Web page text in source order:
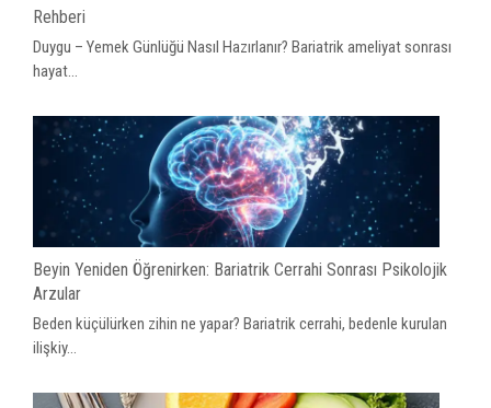
Rehberi
Duygu – Yemek Günlüğü Nasıl Hazırlanır? Bariatrik ameliyat sonrası
hayat...
Beyin Yeniden Öğrenirken: Bariatrik Cerrahi Sonrası Psikolojik
Arzular
Beden küçülürken zihin ne yapar? Bariatrik cerrahi, bedenle kurulan
ilişkiy...